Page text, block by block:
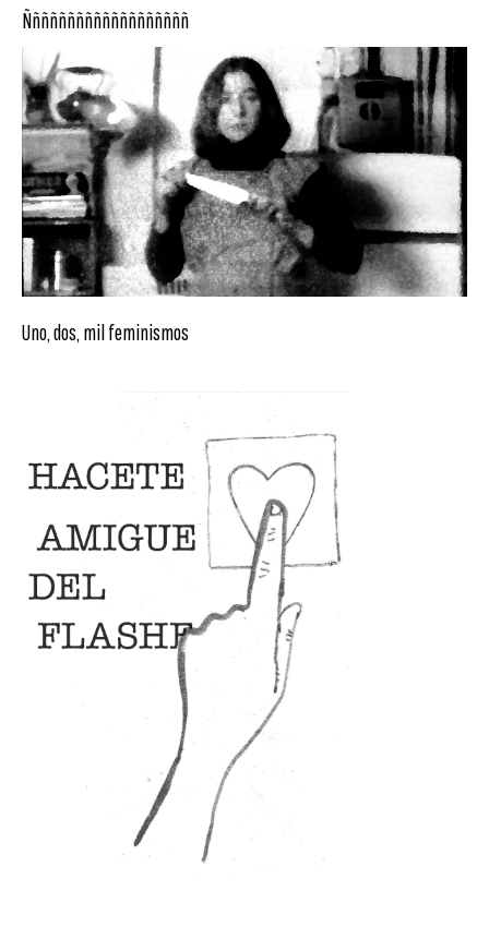
Ñññññññññññññññññññ
Uno, dos, mil feminismos